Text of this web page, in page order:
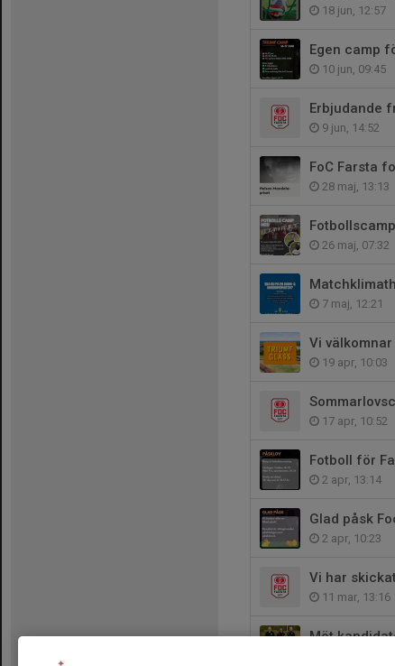
18 jun, 12:57
Egen camp
10 jun, 09:45
Erbjudande
9 jun, 14:52
FoC Farsta
28 maj, 13:13
26 maj, 07:32
7 maj, 12:21
Vi
19 apr, 10:03
17 apr, 10:52
Fotboll för
2 apr, 13:14
Glad påsk
2 apr, 10:23
Vi har
11 mar, 13:16
Möt